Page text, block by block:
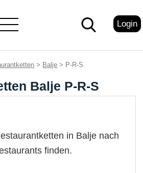
Login
> Balje > P-R-S
Balje P-R-S
in Balje nach
finden.